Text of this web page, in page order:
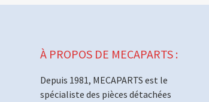
À PROPOS DE MECAPARTS :
Depuis 1981, MECAPARTS est le
spécialiste des pièces détachées